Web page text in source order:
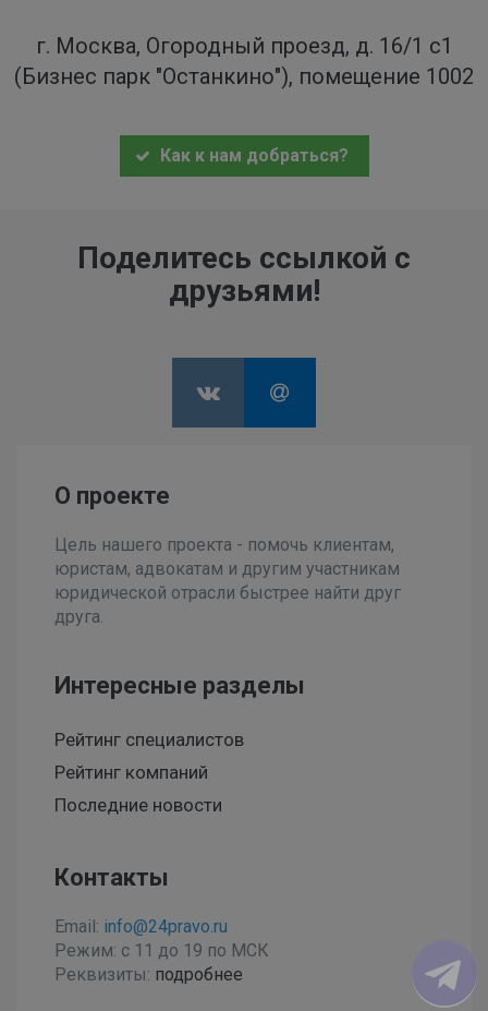
г. Москва, Огородный проезд, д. 16/1 с1
(Бизнес парк "Останкино"), помещение 1002
Как к нам добраться?
Поделитесь ссылкой с
друзьями!
О проекте
Цель нашего проекта - помочь клиентам,
юристам, адвокатам и другим участникам
юридической отрасли быстрее найти друг
друга.
Интересные разделы
Рейтинг специалистов
Рейтинг компаний
Последние новости
Контакты
Email: info@24pravo.ru
Режим: с 11 до 19 по МСК
Реквизиты: подробнее